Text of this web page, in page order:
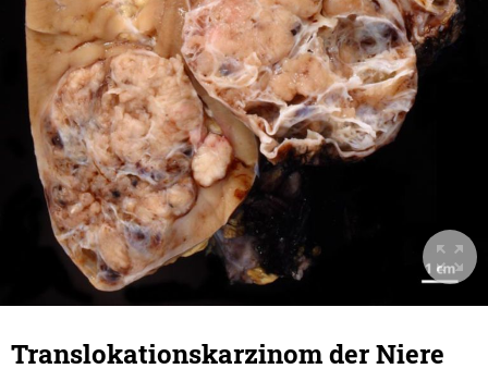
Translokationskarzinom der Niere